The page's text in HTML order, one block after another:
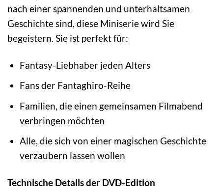
nach einer spannenden und unterhaltsamen
Geschichte sind, diese Miniserie wird Sie
begeistern. Sie ist perfekt für:
Fantasy-Liebhaber jeden Alters
Fans der Fantaghiro-Reihe
Familien, die einen gemeinsamen Filmabend
verbringen möchten
Alle, die sich von einer magischen Geschichte
verzaubern lassen wollen
Technische Details der DVD-Edition